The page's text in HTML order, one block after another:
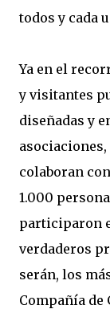
todos y cada
Ya en el
y visitantes
diseñadas y
colaboran
1.000
participaron
verdaderos
serán, los
Compañía de